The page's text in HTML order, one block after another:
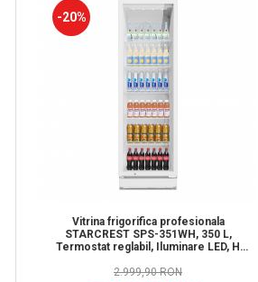
-20%
Vitrina frigorifica profesionala
STARCREST SPS-351WH, 350 L,
Termostat reglabil, Iluminare LED, H
2.999,90 RON